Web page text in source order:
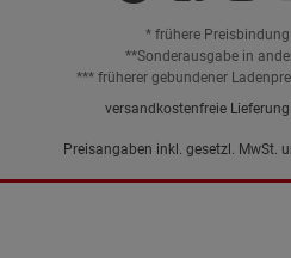
* frühere
**Sonderausgabe in
*** früherer gebundener
versandkostenfreie
Preisangaben inkl. gesetzl. MwSt.